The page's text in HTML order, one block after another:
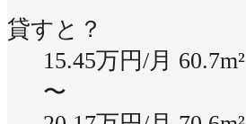
貸すと？
15.45万円/月 60.7m²
〜